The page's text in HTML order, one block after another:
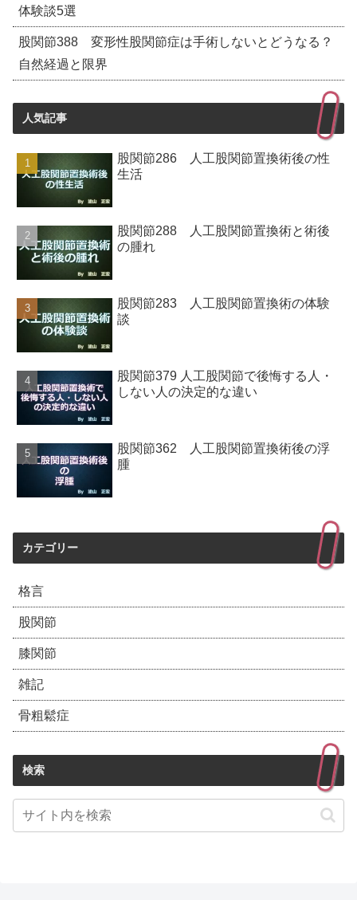
体験談5選
股関節388 変形性股関節症は手術しないとどうなる？
自然経過と限界
人気記事
股関節286 人工股関節置換術後の性
生活
股関節288 人工股関節置換術と術後
の腫れ
股関節283 人工股関節置換術の体験
談
股関節379 人工股関節で後悔する人・
しない人の決定的な違い
股関節362 人工股関節置換術後の浮
腫
カテゴリー
格言
股関節
膝関節
雑記
骨粗鬆症
検索